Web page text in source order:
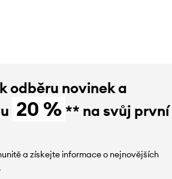
odběru novinek a
20 % ** na svůj první
a získejte informace o nejnovějších